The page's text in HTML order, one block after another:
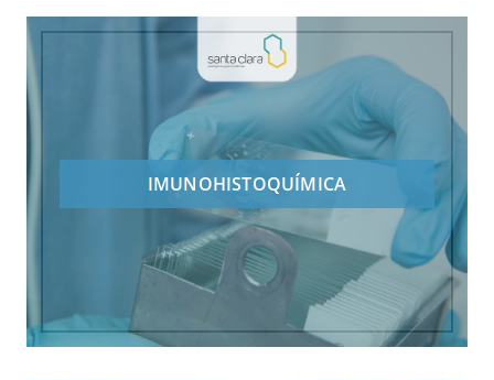
IMUNOHISTOQUÍMICA